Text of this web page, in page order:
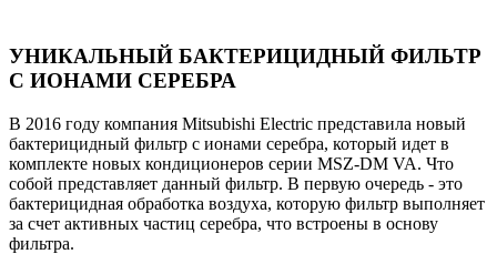
УНИКАЛЬНЫЙ БАКТЕРИЦИДНЫЙ ФИЛЬТР
С ИОНАМИ СЕРЕБРА
В 2016 году компания Mitsubishi Electric представила новый
бактерицидный фильтр с ионами серебра, который идет в
комплекте новых кондиционеров серии MSZ-DM VA. Что
собой представляет данный фильтр. В первую очередь - это
бактерицидная обработка воздуха, которую фильтр выполняет
за счет активных частиц серебра, что встроены в основу
фильтра.